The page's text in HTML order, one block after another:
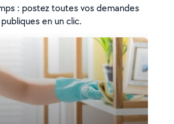
: postez toutes vos demandes
publiques en un clic.